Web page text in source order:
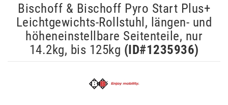
Bischoff & Bischoff Pyro Start Plus+
Leichtgewichts-Rollstuhl, längen- und
höheneinstellbare Seitenteile, nur
14.2kg, bis 125kg (ID#1235936)